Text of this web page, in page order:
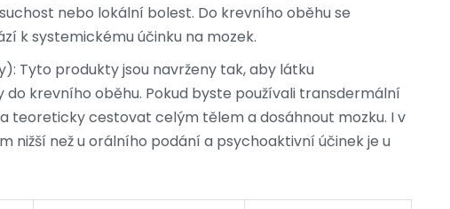
nebo lokální bolest. Do krevního oběhu se
k systemickému účinku na mozek.
Tyto produkty jsou navrženy tak, aby látku
krevního oběhu. Pokud byste používali transdermální
teoreticky cestovat celým tělem a dosáhnout mozku. I v
nižší než u orálního podání a psychoaktivní účinek je u